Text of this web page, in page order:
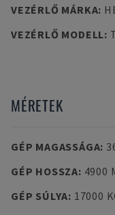
VEZÉRLŐ MÁRKA:
VEZÉRLŐ MODELL:
MÉRETEK
GÉP MAGASSÁGA:
GÉP HOSSZA: 4900
GÉP SÚLYA: 17000